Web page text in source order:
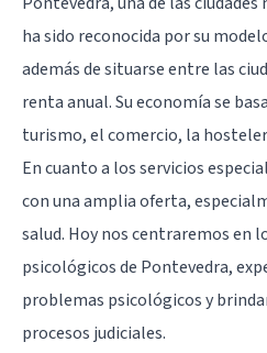
ha sido reconocida por su
además de situarse entre las
renta anual. Su economía se
turismo, el comercio, la
En cuanto a los servicios
con una amplia oferta,
salud. Hoy nos centraremos en
psicológicos de Pontevedra,
problemas psicológicos y
procesos judiciales.